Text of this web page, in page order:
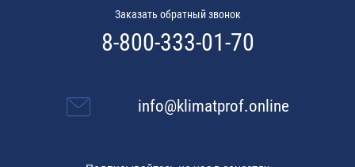
Заказать обратный звонок
8-800-333-01-70
info@klimatprof.online